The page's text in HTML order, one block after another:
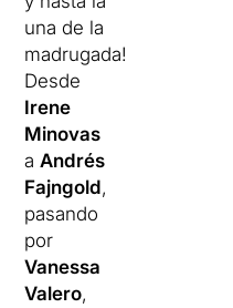
una de la
madrugada!
Desde
Irene
Minovas
aAndrés
Fajngold,
pasando
por
Vanessa
Valero,